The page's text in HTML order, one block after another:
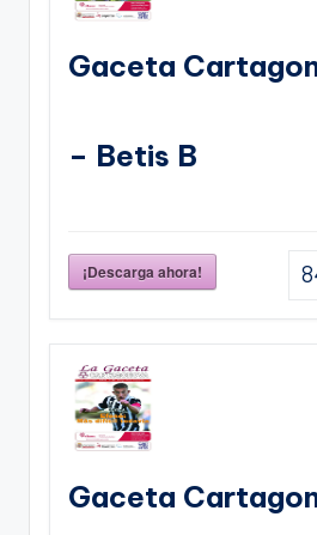
Gaceta
– Betis B
¡Descarga ahora!
Gaceta